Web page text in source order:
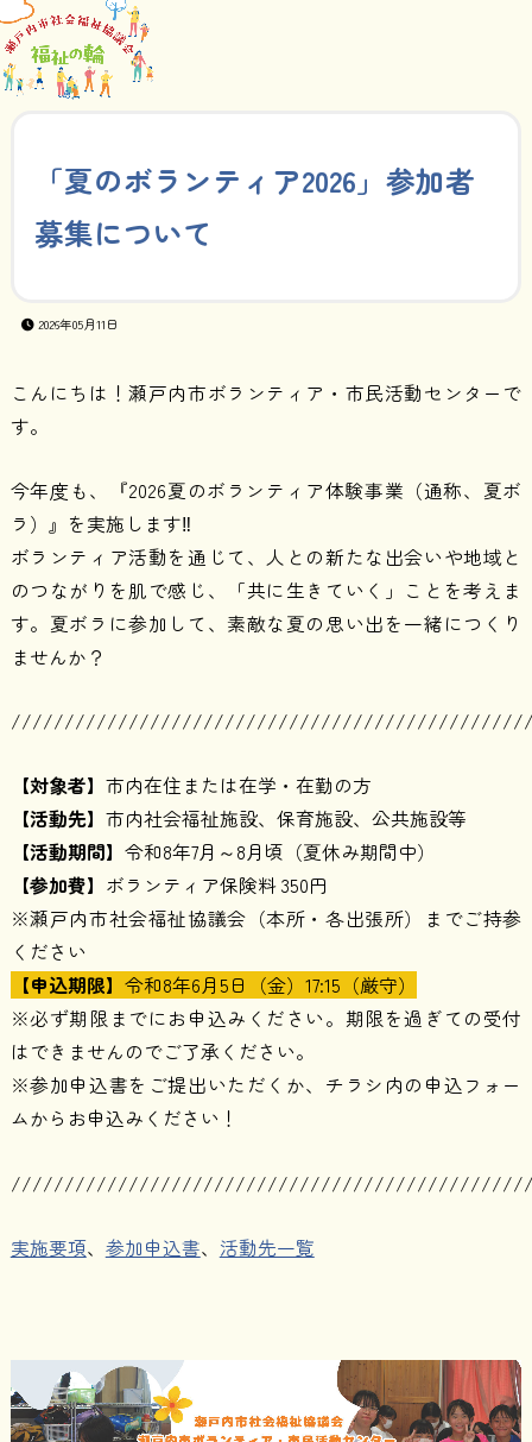
「夏のボランティア2026」参加者
募集について
2026年05月11日
こんにちは！瀬戸内市ボランティア・市民活動センターで
す。
今年度も、『2026夏のボランティア体験事業（通称、夏ボ
ラ）』を実施します‼
ボランティア活動を通じて、人との新たな出会いや地域と
のつながりを肌で感じ、「共に生きていく」ことを考えま
す。夏ボラに参加して、素敵な夏の思い出を一緒につくり
ませんか？
【対象者】 市内在住または在学・在勤の方
【活動先】 市内社会福祉施設、保育施設、公共施設等
【活動期間】 令和8年7月～8月頃（夏休み期間中）
【参加費】 ボランティア保険料 350円
※瀬戸内市社会福祉協議会（本所・各出張所）までご持参
ください
【申込期限】 令和8年6月5日（金）17:15（厳守）
※必ず期限までにお申込みください。期限を過ぎての受付
はできませんのでご了承ください。
※参加申込書をご提出いただくか、チラシ内の申込フォー
ムからお申込みください！
実施要項、 参加申込書、 活動先一覧